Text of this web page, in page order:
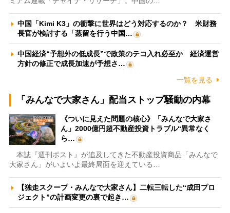
中国「Kimi K3」の衝撃に世界はどう対応するのか？ 米財務
長官が検討する「蒸留を行う中国…
中国経済“予想外の低成長”で政策のテコ入れ必至か 経済運営
方針の修正で成長加速が予想さ…
一覧を見る
「みんなで大家さん」配当ストップ騒動の内幕
《ついに見えた問題の核心》「みんなで大家さ
ん」2000億円超不動産投資トラブル“異常なく
ら…
本誌『週刊ポスト』が追及してきた不動産投資商品「みんなで
大家さん」がいよいよ最終局面を迎えている…
【独走スクープ・みんなで大家さん】二転三転した“成田プロ
ジェクト”の計画変更の裏で起き…